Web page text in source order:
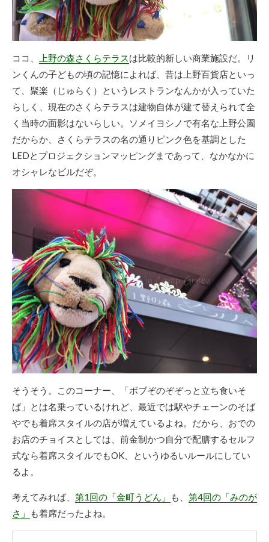
ココ、 上野の森さくらテラスは比較的新しい商業施設だ。リ
ンくんの子どもの頃の記憶によれば、昔は上野百貨店といっ
て、聚楽（じゅらく）というレストランなんかが入っていた
らしく、現在のさくらテラスは建物自体が建て替えられて全
く当時の面影はないらしい。ソメイヨシノで有名な上野公園
だからか、さくらテラスの名の通りピンク色を基調とした
LEDとプロジェクションマッピングまであって、なかなかに
オシャレなビルだぞ。
そうそう。このコーナー、「ボブぞのぞぞっと立ち食いそ
ば」とは名乗っているけれど、最近では駅やチェーンのそば
やでも着席スタイルの店が増えているよね。だから、おでの
お店のチョイスとしては、前金制かつ自分で配膳するセルフ
式なら着席スタイルでもOK、というゆるいルールにしてい
るよ。
考えてみれば、 第1回の「金町うどん」 も、 第4回の「みのが
さ」
も着席だったよね。